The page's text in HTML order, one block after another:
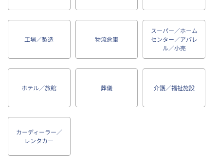
工場／製造 物流倉庫
スーパー／ホーム
センター／アパレ
ル／小売
ホテル／旅館 葬儀 介護／福祉施設
カーディーラー／
レンタカー